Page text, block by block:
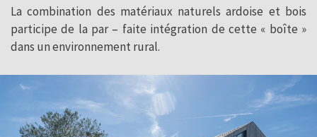
La combination des matériaux naturels ardoise et bois
participe de la par – faite intégration de cette « boîte »
dans un environnement rural.